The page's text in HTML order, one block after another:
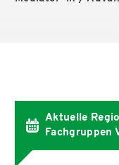
Aktuelle
Fachgruppen